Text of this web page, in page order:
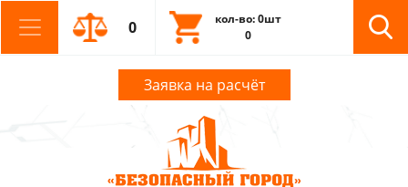
0
кол-во: 0шт
0
Заявка на расчёт